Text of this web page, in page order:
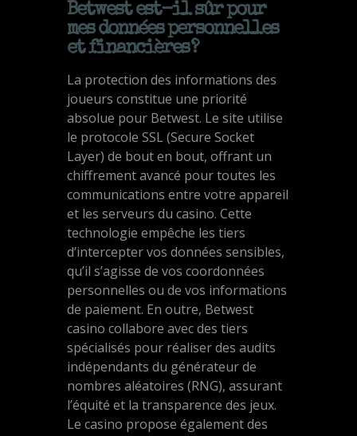
Betwest est-il sûr pour
mes données personnelles
et financières ?
La protection des informations des
joueurs constitue une priorité
absolue pour Betwest. Le site utilise
le protocole SSL (Secure Socket
Layer) de bout en bout, offrant un
chiffrement avancé pour toutes les
communications entre votre appareil
et les serveurs du casino. Cette
technologie empêche les tiers
d’intercepter vos données sensibles,
qu’il s’agisse de vos coordonnées
personnelles ou de vos informations
de paiement. En outre, Betwest
casino collabore avec des tiers
spécialisés pour réaliser des audits
indépendants du générateur de
nombres aléatoires (RNG), assurant
l’équité et la transparence des jeux.
Le casino propose également des